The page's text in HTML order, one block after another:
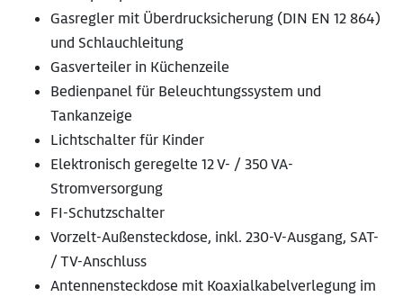
Gasregler mit Überdrucksicherung (DIN EN 12 864)
und Schlauchleitung
Gasverteiler in Küchenzeile
Bedienpanel für Beleuchtungssystem und
Tankanzeige
Lichtschalter für Kinder
Elektronisch geregelte 12 V- / 350 VA-
Stromversorgung
FI-Schutzschalter
Vorzelt-Außensteckdose, inkl. 230-V-Ausgang, SAT-
/ TV-Anschluss
Antennensteckdose mit Koaxialkabelverlegung im